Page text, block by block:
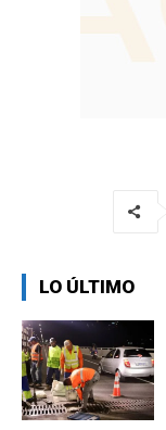
LO ÚLTIMO